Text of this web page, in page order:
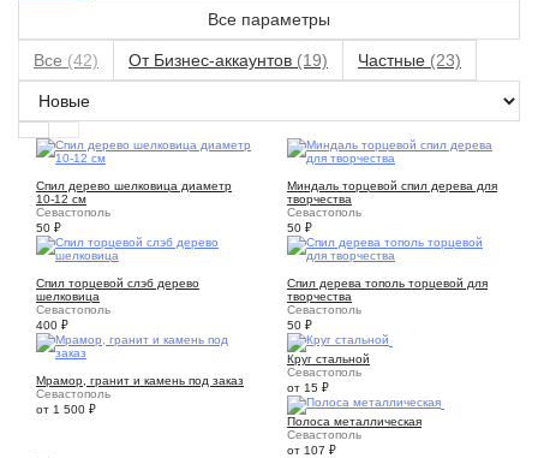
Все параметры
Все (42) От Бизнес-аккаунтов (19) Частные (23)
Спил дерево шелковица диаметр
10-12 см
Севастополь
50 ₽
Миндаль торцевой спил дерева для
творчества
Севастополь
50 ₽
Спил торцевой слэб дерево
шелковица
Севастополь
400 ₽
Спил дерева тополь торцевой для
творчества
Севастополь
50 ₽
Мрамор, гранит и камень под заказ
Севастополь
от 1 500 ₽
Круг стальной
Севастополь
от 15 ₽
Полоса металлическая
Севастополь
от 107 ₽